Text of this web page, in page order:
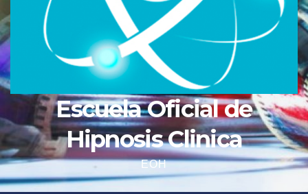
Escuela Oficial de
Hipnosis Clinica
EOH